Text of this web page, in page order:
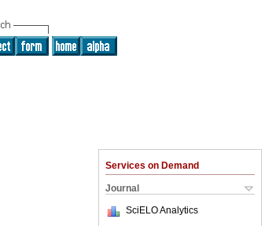
Services on Demand
Journal
SciELO Analytics